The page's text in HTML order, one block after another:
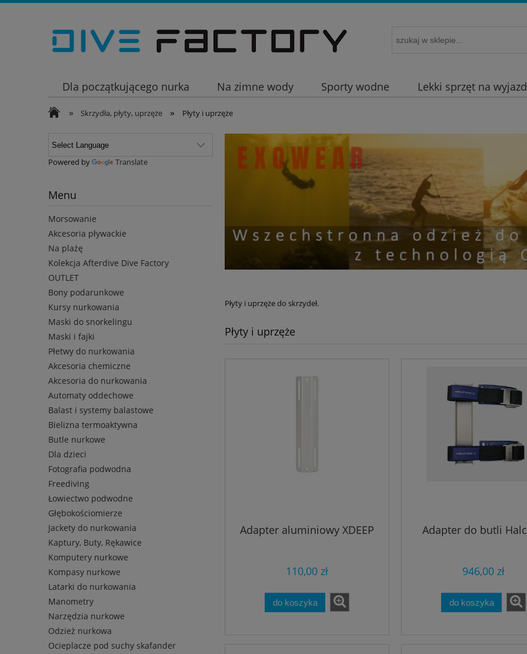
Dla początkującego nurka Na zimne wody Sporty wodne Lekki sprzęt na
Wakacje
» Skrzydła, płyty, uprzęże » Płyty i uprzęże
Powered by Translate
Menu
Morsowanie
Akcesoria pływackie
Na plażę
Kolekcja Afterdive Dive Factory
OUTLET
Bony podarunkowe
Kursy nurkowania
Maski do snorkelingu
Maski i fajki
Płetwy do nurkowania
Akcesoria chemiczne
Akcesoria do nurkowania
Automaty oddechowe
Balast i systemy balastowe
Bielizna termoaktywna
Butle nurkowe
Dla dzieci
Fotografia podwodna
Freediving
Łowiectwo podwodne
Głębokościomierze
Jackety do nurkowania
Kaptury, Buty, Rękawice
Komputery nurkowe
Kompasy nurkowe
Latarki do nurkowania
Manometry
Narzędzia nurkowe
Odzież nurkowa
Ocieplacze pod suchy skafander
Płyty i uprzęże do skrzydeł.
Płyty i uprzęże
Adapter aluminiowy XDEEP
110,00 zł
do koszyka
Adapter do butli
946,00 zł
do koszyka